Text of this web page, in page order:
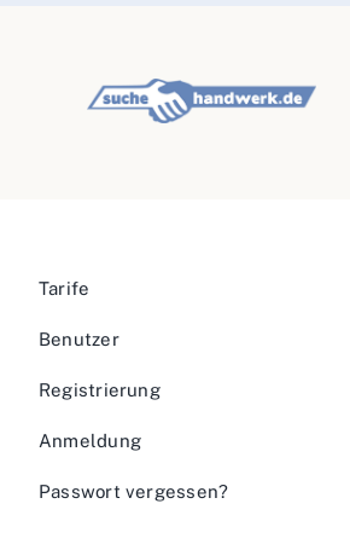
Tarife
Benutzer
Registrierung
Anmeldung
Passwort vergessen?